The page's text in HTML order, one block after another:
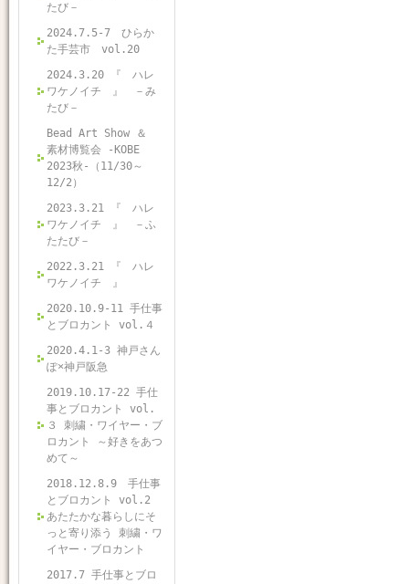
たび－
2024.7.5-7 ひらか
た手芸市 vol.20
2024.3.20 『 ハレ
ワケノイチ 』 －み
たび－
Bead Art Show ＆
素材博覧会 -KOBE
2023秋-（11/30～
12/2）
2023.3.21 『 ハレ
ワケノイチ 』 －ふ
たたび－
2022.3.21 『 ハレ
ワケノイチ 』
2020.10.9-11 手仕事
とブロカント vol.４
2020.4.1-3 神戸さん
ぽ×神戸阪急
2019.10.17-22 手仕
事とブロカント vol.
３ 刺繍・ワイヤー・ブ
ロカント ～好きをあつ
めて～
2018.12.8.9 手仕事
とブロカント vol.2
あたたかな暮らしにそ
っと寄り添う 刺繍・ワ
イヤー・ブロカント
2017.7 手仕事とブロ